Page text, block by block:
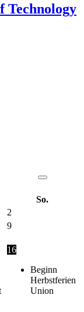
Technology
So.
2
9
16
Beginn
Herbstferien
Union